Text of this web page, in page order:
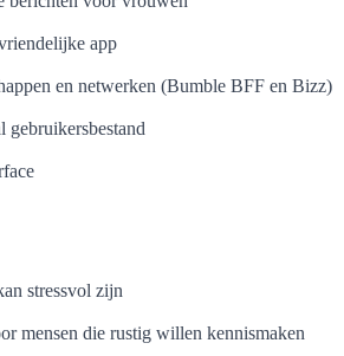
app
en netwerken (Bumble BFF en Bizz)
gebruikersbestand
stressvol zijn
mensen die rustig willen kennismaken